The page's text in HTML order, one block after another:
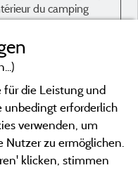
du camping
avant la fin de
de tous nos
Ronald
sind und einer
für die Leistung und
unbedingt erforderlich
verwenden, um
zu ermöglichen.
klicken, stimmen